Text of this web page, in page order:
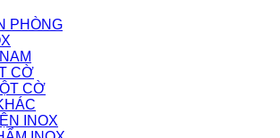
PHÒNG
CỜ
CỜ
INOX